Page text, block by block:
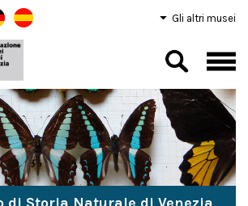
Gli altri musei